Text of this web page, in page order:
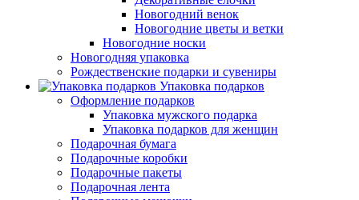
Новогодний венок
Новогодние цветы и ветки
Новогодние носки
Новогодняя упаковка
Рождественские подарки и сувениры
Упаковка подарков
Оформление подарков
Упаковка мужского подарка
Упаковка подарков для женщин
Подарочная бумага
Подарочные коробки
Подарочные пакеты
Подарочная лента